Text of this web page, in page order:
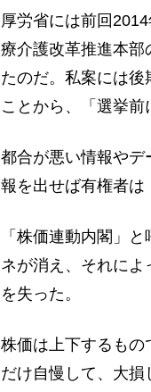
厚労省には前回
療介護改革推進本部
たのだ。私案には
ことから、「選挙前
都合が悪い情報や
報を出せば有権者は
「株価連動内閣」
ネが消え、それによ
を失った。
株価は上下するも
だけ自慢して、大損